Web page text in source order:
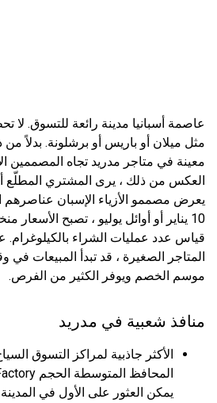
عاصمة أسبانيا مدينة رائعة للتسوق. لا
مثل ميلان أو باريس أو برشلونة. بدلاً
معينة في متاجر مدريد تجاه المصممين
العكس من ذلك ، يرى المشتري المطلّع أن
يعرض مصممو الأزياء الإسبان عناصرهم
10 يناير أو أوائل يوليو ، تصبح
قياس عدد عمليات الشراء
المتاجر الصغيرة ، قد تبدأ المبيعات
موسم الخصم ويوفر الكثير من الفرص.
منافذ شعبية في مدريد
الأكثر جاذبية لمراكز التسوق
يمكن العثور على الأول في